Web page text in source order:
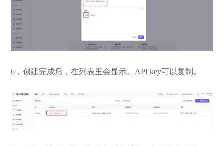
6，创建完成后，在列表里会显示。API key可以复制。